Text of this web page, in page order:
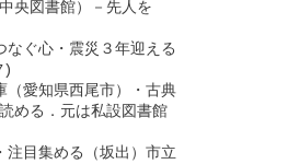
央図書館）－先人を
ぐ心・震災３年迎える
（愛知県西尾市）・古典
める．元は私設図書館
注目集める（坂出）市立